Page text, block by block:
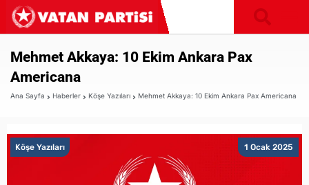
Mehmet Akkaya: 10 Ekim Ankara Pax
Americana
Ana Sayfa Haberler Köşe Yazıları Mehmet Akkaya: 10 Ekim Ankara Pax Americana
1 Ocak 2025
Köşe Yazıları